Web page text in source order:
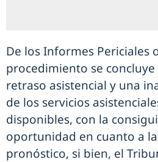
De los Informes Periciales
procedimiento se
retraso asistencial y una
de los servicios
disponibles, con la
oportunidad en cuanto a
pronóstico, si bien, el